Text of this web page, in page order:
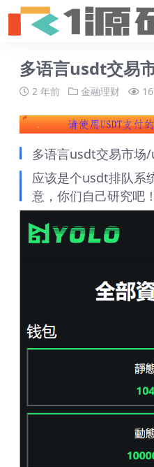
多语言usdt交易
2 年前 金融理财
多语言usdt交易市场
应该是个usdt排队系
意，你们自己研究吧！